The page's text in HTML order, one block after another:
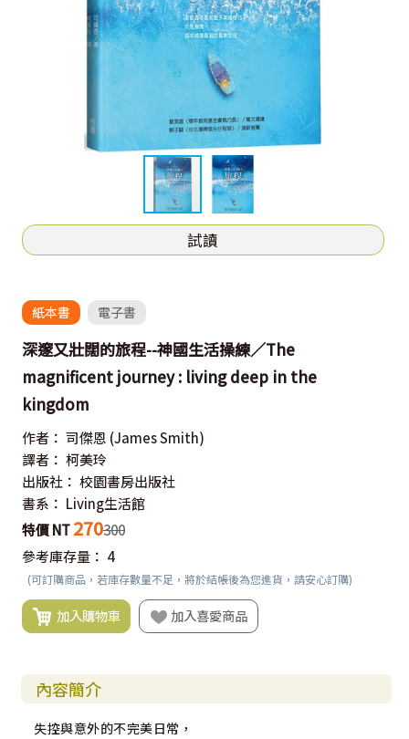
試讀
紙本書 電子書
深邃又壯闊的旅程--神國生活操練／The
magnificent journey : living deep in the
kingdom
作者： 司傑恩 (James Smith)
譯者： 柯美玲
出版社： 校園書房出版社
書系： Living生活館
特價 NT 270300
參考庫存量： 4
(可訂購商品，若庫存數量不足，將於結帳後為您進貨，請安心訂購)
加入購物車 加入喜愛商品
內容簡介
失控與意外的不完美日常，